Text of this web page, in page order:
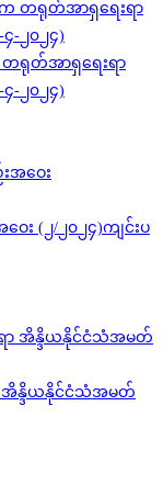
တရုတ်အာရှရေးရာ
၂၀၂၄)
း (၂/၂၀၂၄)ကျင်းပ
အိန္ဒိယနိုင်ငံသံအမတ်